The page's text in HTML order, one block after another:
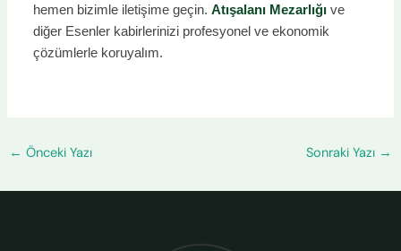
hemen bizimle iletişime geçin.Atışalanı Mezarlığı ve
diğer Esenler kabirlerinizi profesyonel ve ekonomik
çözümlerle koruyalım.
← Önceki Yazı Sonraki Yazı →